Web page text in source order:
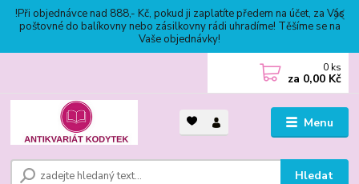
!Při objednávce nad 888,- Kč, pokud ji zaplatíte předem na účet, za Vás
poštovné do balíkovny nebo zásilkovny rádi uhradíme! Těšíme se na
Vaše objednávky!
Menu
Hledat
0 ks
za 0,00 Kč